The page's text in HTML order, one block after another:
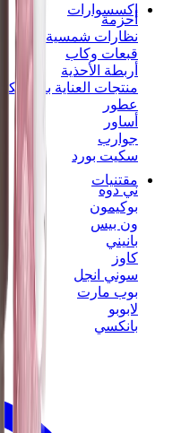
إكسسوارات
أحزمة
نظارات شمسية
قبعات وكاب
أربطة الأحذية
منتجات العناية بالسنيكرز
عطور
أساور
جوارب
سكيت بورد
مقتنيات
ني دوه
بوكيمون
ون بيس
بانيني
كاوز
سوني انجل
بوب مارت
لابوبو
بانكسي